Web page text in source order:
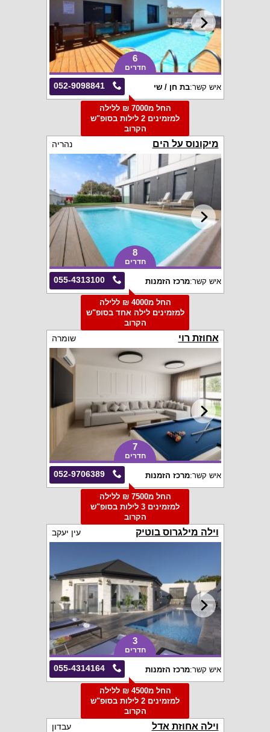
6
חדרים
052-9098841 איש קשר:בת חן / שי
החל מ7000 ₪ ללילה
למזמינים 2 לילות בסופ"ש
הקרוב
מיקונוס על הים נהריה
8
חדרים
055-4313100 איש קשר:מרכז הזמנות
החל מ4000 ₪ ללילה
למזמינים לילה אחד בסופ"ש
הקרוב
אחוזת רוי שומרה
7
חדרים
052-9706389 איש קשר:מרכז הזמנות
החל מ7500 ₪ ללילה
למזמינים 3 לילות בסופ"ש
הקרוב
וילה מילגרוס בוטיק עין יעקב
3
חדרים
055-4314164 איש קשר:מרכז הזמנות
החל מ4500 ₪ ללילה
למזמינים 2 לילות בסופ"ש
הקרוב
וילה אחוזת אדל עבדון